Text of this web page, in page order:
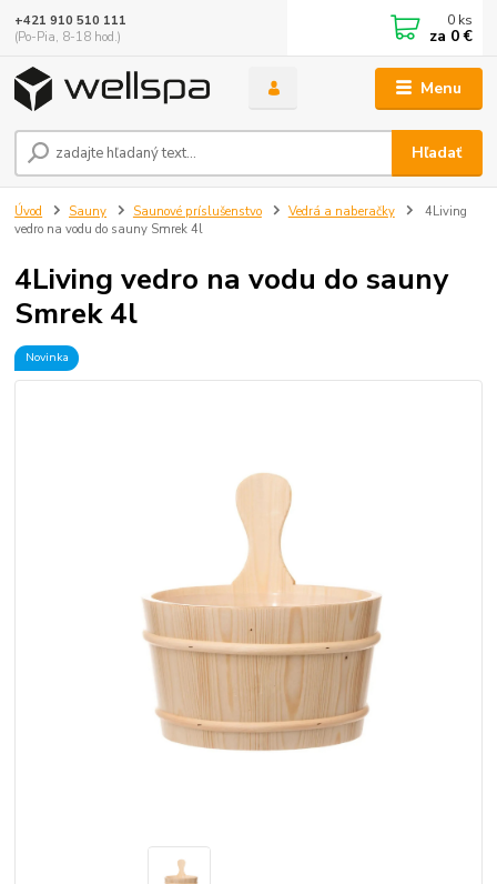
Menu
Hľadať
+421 910 510 111
(Po-Pia, 8-18 hod.)
0 ks
za 0 €
Úvod Sauny Saunové príslušenstvo Vedrá a naberačky
4Living
vedro na vodu do sauny Smrek 4l
4Living vedro na vodu do sauny
Smrek 4l
Novinka